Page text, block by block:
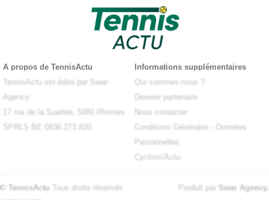
A propos de TennisActu
TennisActu est édité par Swar-
Agency
17 rue de la Suarlée, 5080 Rhisnes
SPRLS BE 0836.273.820
Informations supplémentaires
Qui sommes-nous ?
Devenir partenaire
Nous contacter
Conditions Générales
Données
Personnelles
Cyclism'Actu
© TennisActu Tous droits réservés
Produit par Swar Agency.